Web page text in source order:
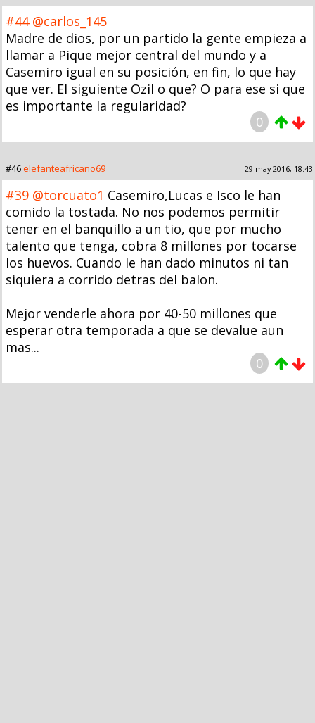
#44 @carlos_145
Madre de dios, por un partido la gente empieza a
llamar a Pique mejor central del mundo y a
Casemiro igual en su posición, en fin, lo que hay
que ver. El siguiente Ozil o que? O para ese si que
es importante la regularidad?
0
#46elefanteafricano69 29 may 2016, 18:43
#39 @torcuato1 Casemiro,Lucas e Isco le han
comido la tostada. No nos podemos permitir
tener en el banquillo a un tio, que por mucho
talento que tenga, cobra 8 millones por tocarse
los huevos. Cuando le han dado minutos ni tan
siquiera a corrido detras del balon.
Mejor venderle ahora por 40-50 millones que
esperar otra temporada a que se devalue aun
mas...
0